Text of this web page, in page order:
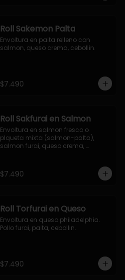
Roll Sakemon Palta
Envoltura en palta relleno con
salmon, queso crema, cebollin.
$7.490
Roll Sakfurai en Salmon
Envoltura en salmon fresco o
plqueta mixta (salmon-palta),
salmon furai, queso crema,
$7.490
Roll Torfurai en Queso
Envoltura en queso philadelphia.
Pollo furai, palta, cebollin.
$7.490